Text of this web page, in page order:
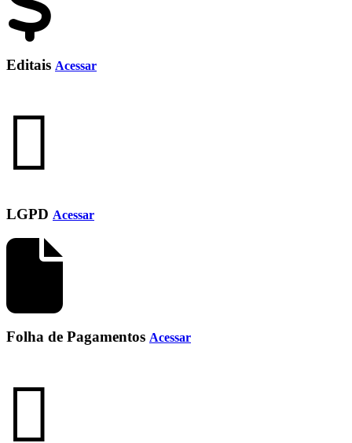
Editais Acessar
LGPD Acessar
Folha de Pagamentos Acessar